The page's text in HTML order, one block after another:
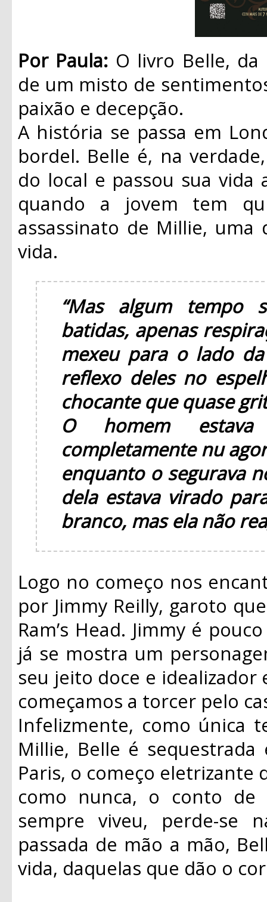
Por Paula: O livro Belle, da
de um misto de
paixão e decepção.
A história se passa em
bordel. Belle é, na
do local e passou sua
quando a jovem tem
assassinato de Millie, uma
vida.
“Mas algum tempo
batidas, apenas
mexeu para o lado
reflexo deles no
chocante que quase
O homem
completamente nu
enquanto o segurava
dela estava virado
branco, mas ela não
Logo no começo nos
por Jimmy Reilly, garoto
Ram’s Head. Jimmy é
já se mostra um
seu jeito doce e
começamos a torcer pelo
Infelizmente, como única
Millie, Belle é
Paris, o começo eletrizante
como nunca, o conto
sempre viveu, perde-se
passada de mão a mão,
vida, daquelas que dão o